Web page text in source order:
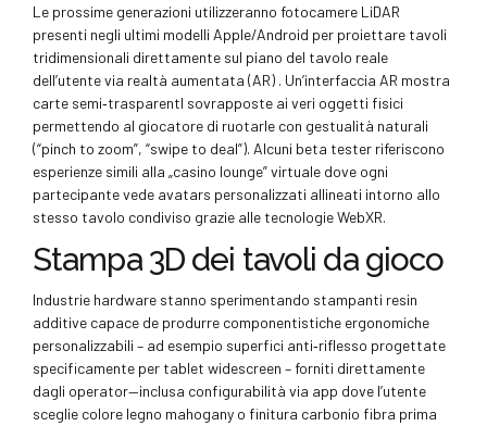
Le prossime generazioni utilizzeranno fotocamere LiDAR
presenti negli ultimi modelli Apple/Android per proiettare tavoli
tridimensionali direttamente sul piano del tavolo reale
dell’utente via realtà aumentata (AR) . Un’interfaccia AR mostra
carte semi‑trasparentI sovrapposte ai veri oggetti fisici
permettendo al giocatore di ruotarle con gestualità naturali
(“pinch to zoom”, “swipe to deal”). Alcuni beta tester riferiscono
esperienze simili alla „casino lounge” virtuale dove ogni
partecipante vede avatars personalizzati allineati intorno allo
stesso tavolo condiviso grazie alle tecnologie WebXR.
Stampa 3D dei tavoli da gioco
Industrie hardware stanno sperimentando stampanti resin
additive capace de produrre componentistiche ergonomiche
personalizzabili – ad esempio superfici anti‑riflesso progettate
specificamente per tablet widescreen – forniti direttamente
dagli operator​​—inclusa configurabilità via app dove l’utente
sceglie colore legno mahogany o finitura carbonio fibra prima